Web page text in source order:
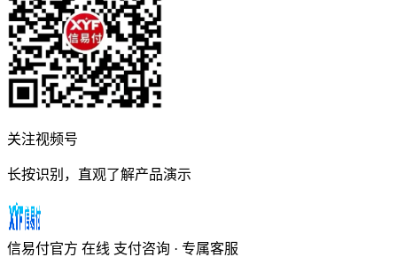
关注视频号
长按识别，直观了解产品演示
信易付官方 在线 支付咨询 · 专属客服